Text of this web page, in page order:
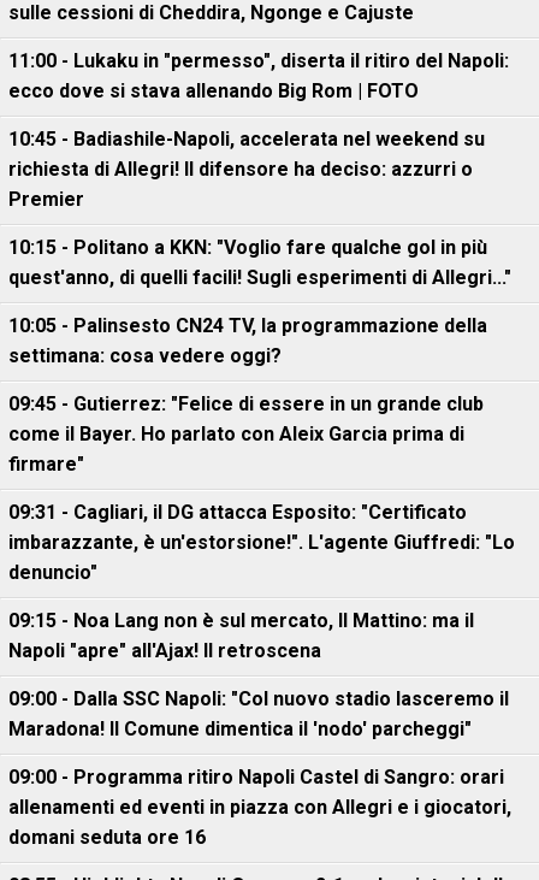
sulle cessioni di Cheddira, Ngonge e Cajuste
11:00 - Lukaku in "permesso", diserta il ritiro del Napoli:
ecco dove si stava allenando Big Rom | FOTO
10:45 - Badiashile-Napoli, accelerata nel weekend su
richiesta di Allegri! Il difensore ha deciso: azzurri o
Premier
10:15 - Politano a KKN: "Voglio fare qualche gol in più
quest'anno, di quelli facili! Sugli esperimenti di Allegri..."
10:05 - Palinsesto CN24 TV, la programmazione della
settimana: cosa vedere oggi?
09:45 - Gutierrez: "Felice di essere in un grande club
come il Bayer. Ho parlato con Aleix Garcia prima di
firmare"
09:31 - Cagliari, il DG attacca Esposito: "Certificato
imbarazzante, è un'estorsione!". L'agente Giuffredi: "Lo
denuncio"
09:15 - Noa Lang non è sul mercato, Il Mattino: ma il
Napoli "apre" all'Ajax! Il retroscena
09:00 - Dalla SSC Napoli: "Col nuovo stadio lasceremo il
Maradona! Il Comune dimentica il 'nodo' parcheggi"
09:00 - Programma ritiro Napoli Castel di Sangro: orari
allenamenti ed eventi in piazza con Allegri e i giocatori,
domani seduta ore 16